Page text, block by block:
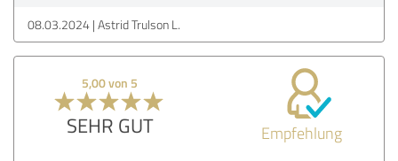
08.03.2024 Astrid Trulson L.
5,00 von 5
SEHR GUT Empfehlung